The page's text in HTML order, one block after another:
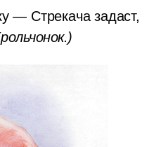
— Стрекача задаст,